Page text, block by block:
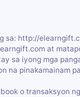
sa: http://
at
sa iyong mga
na pinakamainam
o transaksyon